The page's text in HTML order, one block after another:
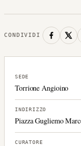
CONDIVIDI
SEDE
Torrione Angioino
INDIRIZZO
Piazza Gugliemo
CURATORE